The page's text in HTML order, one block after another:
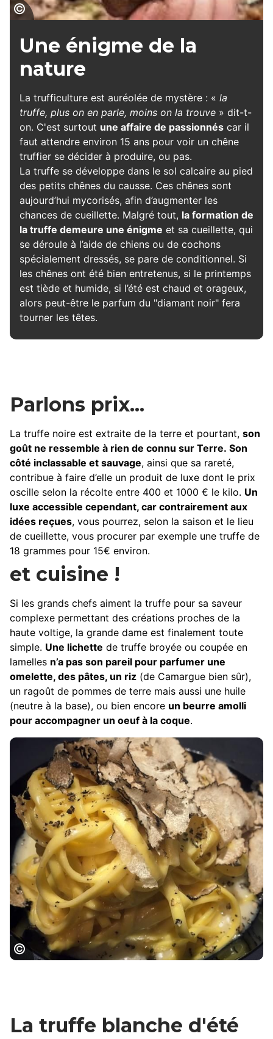
Une énigme de la
nature
La trufficulture est auréolée de mystère : « la
truffe, plus on en parle, moins on la trouve » dit-t-
on. C'est surtout une affaire de passionnés car il
faut attendre environ 15 ans pour voir un chêne
truffier se décider à produire, ou pas.
La truffe se développe dans le sol calcaire au pied
des petits chênes du causse. Ces chênes sont
aujourd’hui mycorisés, afin d’augmenter les
chances de cueillette. Malgré tout, la formation de
la truffe demeure une énigme et sa cueillette, qui
se déroule à l’aide de chiens ou de cochons
spécialement dressés, se pare de conditionnel. Si
les chênes ont été bien entretenus, si le printemps
est tiède et humide, si l’été est chaud et orageux,
alors peut-être le parfum du "diamant noir" fera
tourner les têtes.
Parlons prix...
La truffe noire est extraite de la terre et pourtant, son
goût ne ressemble à rien de connu sur Terre. Son
côté inclassable et sauvage, ainsi que sa rareté,
contribue à faire d’elle un produit de luxe dont le prix
oscille selon la récolte entre 400 et 1000 € le kilo. Un
luxe accessible cependant, car contrairement aux
idées reçues, vous pourrez, selon la saison et le lieu
de cueillette, vous procurer par exemple une truffe de
18 grammes pour 15€ environ.
et cuisine !
Si les grands chefs aiment la truffe pour sa saveur
complexe permettant des créations proches de la
haute voltige, la grande dame est finalement toute
simple. Une lichette de truffe broyée ou coupée en
lamelles n’a pas son pareil pour parfumer une
omelette, des pâtes, un riz (de Camargue bien sûr),
un ragoût de pommes de terre mais aussi une huile
(neutre à la base), ou bien encore un beurre amolli
pour accompagner un oeuf à la coque.
La truffe blanche d'été